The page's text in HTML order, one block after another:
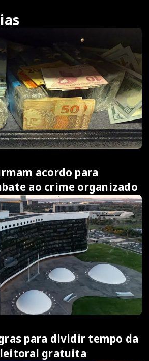
acordo para
ao crime organizado
para dividir tempo da
gratuita